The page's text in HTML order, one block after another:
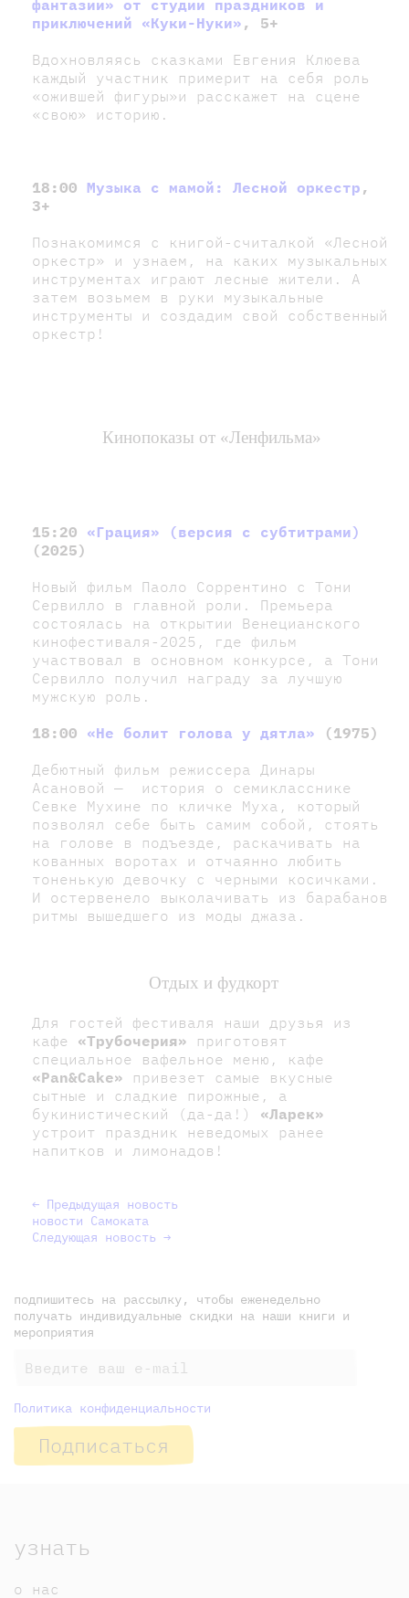
фантазии» от студии праздников и
приключений «Куки-Нуки» , 5+
Вдохновляясь сказками Евгения Клюева
каждый участник примерит на себя роль
«ожившей фигуры»и расскажет на сцене
«свою» историю.
18:00 Музыка с мамой: Лесной оркестр ,
3+
Познакомимся с книгой-считалкой «Лесной
оркестр» и узнаем, на каких музыкальных
инструментах играют лесные жители. А
затем возьмем в руки музыкальные
инструменты и создадим свой собственный
оркестр!
Кинопоказы от «Ленфильма»
15:20 «Грация» (версия с субтитрами)
(2025)
Новый фильм Паоло Соррентино с Тони
Сервилло в главной роли. Премьера
состоялась на открытии Венецианского
кинофестиваля-2025, где фильм
участвовал в основном конкурсе, а Тони
Сервилло получил награду за лучшую
мужскую роль.​
18:00 «Не болит голова у дятла» (1975)
Дебютный фильм режиссера Динары
Асановой — история о семикласснике
Севке Мухине по кличке Муха, который
позволял себе быть самим собой, стоять
на голове в подъезде, раскачивать на
кованных воротах и отчаянно любить
тоненькую девочку с черными косичками.
И остервенело выколачивать из барабанов
ритмы вышедшего из моды джаза.
Отдых и фудкорт
Для гостей фестиваля наши друзья из
кафе «Трубочерия» приготовят
специальное вафельное меню, кафе
«Pan&Cake» привезет самые вкусные
сытные и сладкие пирожные, а
букинистический (да-да!) «Ларек»
устроит праздник неведомых ранее
напитков и лимонадов!
← Предыдущая новость
новости Самоката
Следующая новость →
подпишитесь на рассылку, чтобы еженедельно
получать индивидуальные скидки на наши книги и
мероприятия
Политика конфиденциальности
Подписаться
узнать
о нас